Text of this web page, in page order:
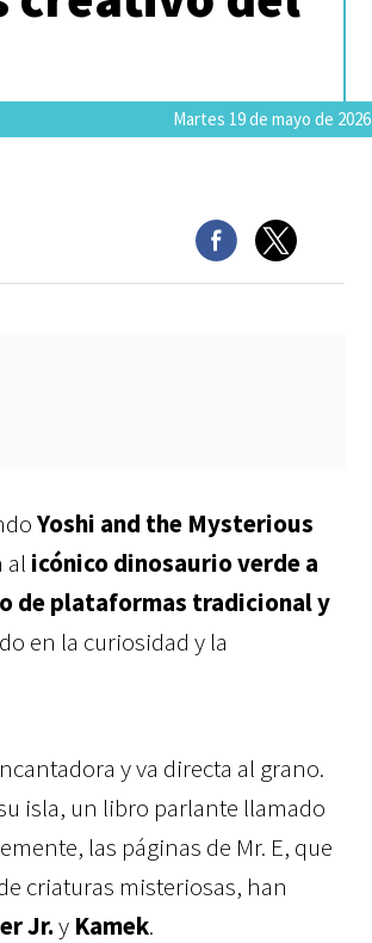
Martes 19 de mayo de 2026
Yoshi and the Mysterious
al icónico dinosaurio verde a
de plataformas tradicional y
en la curiosidad y la
y va directa al grano.
isla, un libro parlante llamado
las páginas de Mr. E, que
criaturas misteriosas, han
Jr.y Kamek.